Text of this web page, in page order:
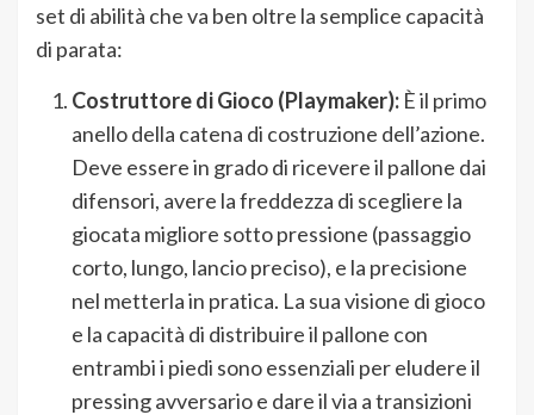
set di abilità che va ben oltre la semplice capacità
di parata:
Costruttore di Gioco (Playmaker): È il primo
anello della catena di costruzione dell’azione.
Deve essere in grado di ricevere il pallone dai
difensori, avere la freddezza di scegliere la
giocata migliore sotto pressione (passaggio
corto, lungo, lancio preciso), e la precisione
nel metterla in pratica. La sua visione di gioco
e la capacità di distribuire il pallone con
entrambi i piedi sono essenziali per eludere il
pressing avversario e dare il via a transizioni